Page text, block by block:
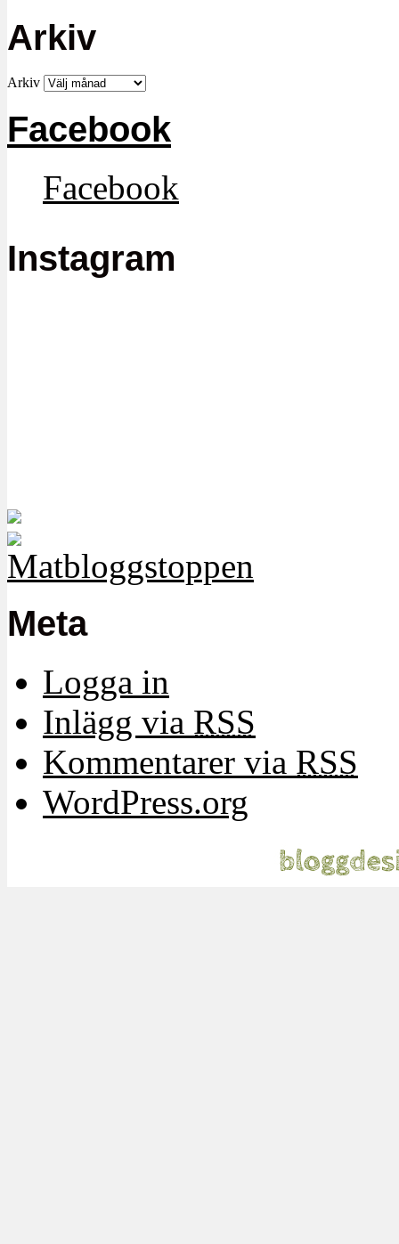
Arkiv
Arkiv
Facebook
Facebook
Instagram
Meta
Logga in
Inlägg via RSS
Kommentarer via RSS
WordPress.org